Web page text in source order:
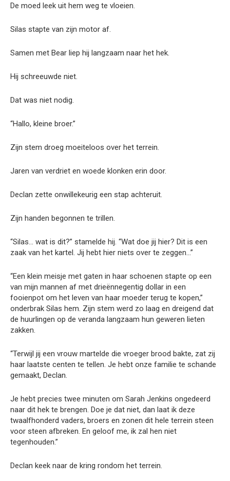
De moed leek uit hem weg te vloeien.
Silas stapte van zijn motor af.
Samen met Bear liep hij langzaam naar het hek.
Hij schreeuwde niet.
Dat was niet nodig.
“Hallo, kleine broer.”
Zijn stem droeg moeiteloos over het terrein.
Jaren van verdriet en woede klonken erin door.
Declan zette onwillekeurig een stap achteruit.
Zijn handen begonnen te trillen.
“Silas… wat is dit?” stamelde hij. “Wat doe jij hier? Dit is een
zaak van het kartel. Jij hebt hier niets over te zeggen…”
“Een klein meisje met gaten in haar schoenen stapte op een
van mijn mannen af met drieënnegentig dollar in een
fooienpot om het leven van haar moeder terug te kopen,”
onderbrak Silas hem. Zijn stem werd zo laag en dreigend dat
de huurlingen op de veranda langzaam hun geweren lieten
zakken.
“Terwijl jij een vrouw martelde die vroeger brood bakte, zat zij
haar laatste centen te tellen. Je hebt onze familie te schande
gemaakt, Declan.
Je hebt precies twee minuten om Sarah Jenkins ongedeerd
naar dit hek te brengen. Doe je dat niet, dan laat ik deze
twaalfhonderd vaders, broers en zonen dit hele terrein steen
voor steen afbreken. En geloof me, ik zal hen niet
tegenhouden.”
Declan keek naar de kring rondom het terrein.